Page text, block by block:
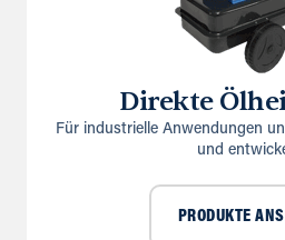
Direkte
Für industrielle Anwendungen
und
PRODUKTE